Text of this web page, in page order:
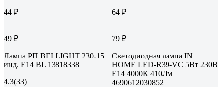
44 ₽
49 ₽
Лампа РП BELLIGHT 230-15
инд. E14 BL 13818338
4.3(33)
64 ₽
79 ₽
Светодиодная лампа IN
HOME LED-R39-VC 5Вт 230В
Е14 4000К 410Лм
4690612030852